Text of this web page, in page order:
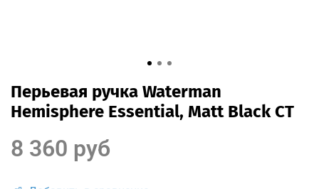
Перьевая ручка Waterman
Hemisphere Essential, Matt Black CT
8 360 руб